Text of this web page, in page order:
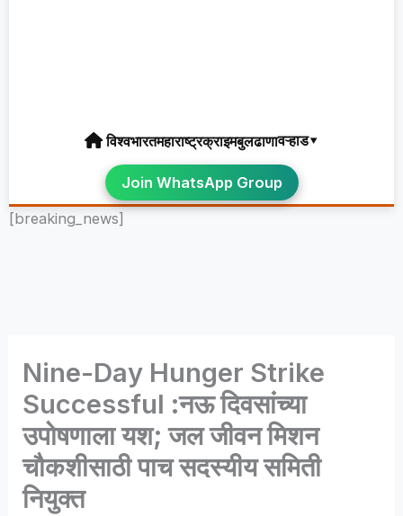
विश्वभारतमहाराष्ट्रक्राइमबुलढाणावऱ्हाड▾
Join WhatsApp Group
[breaking_news]
Nine-Day Hunger Strike
Successful :नऊ दिवसांच्या
उपोषणाला यश; जल जीवन मिशन
चौकशीसाठी पाच सदस्यीय समिती
नियुक्त